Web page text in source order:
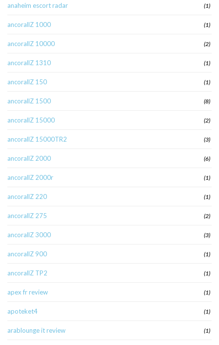
anaheim escort radar (1)
ancorallZ 1000 (1)
ancorallZ 10000 (2)
ancorallZ 1310 (1)
ancorallZ 150 (1)
ancorallZ 1500 (8)
ancorallZ 15000 (2)
ancorallZ 15000TR2 (3)
ancorallZ 2000 (6)
ancorallZ 2000r (1)
ancorallZ 220 (1)
ancorallZ 275 (2)
ancorallZ 3000 (3)
ancorallZ 900 (1)
ancorallZ TP2 (1)
apex fr review (1)
apoteket4 (1)
arablounge it review (1)